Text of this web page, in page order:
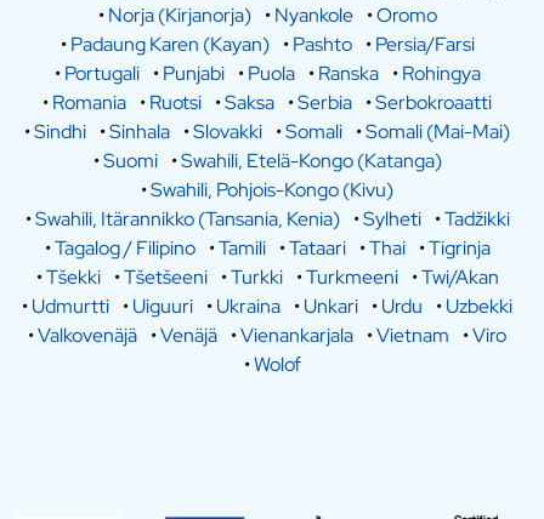
•Norja (Kirjanorja) •Nyankole •Oromo
•Padaung Karen (Kayan) •Pashto •Persia/Farsi
•Portugali •Punjabi •Puola •Ranska •Rohingya
•Romania •Ruotsi •Saksa •Serbia •Serbokroaatti
•Sindhi •Sinhala •Slovakki •Somali •Somali (Mai-Mai)
•Suomi •Swahili, Etelä-Kongo (Katanga)
•Swahili, Pohjois-Kongo (Kivu)
•Swahili, Itärannikko (Tansania, Kenia) •Sylheti •Tadžikki
•Tagalog / Filipino •Tamili •Tataari •Thai •Tigrinja
•Tšekki •Tšetšeeni •Turkki •Turkmeeni •Twi/Akan
•Udmurtti •Uiguuri •Ukraina •Unkari •Urdu •Uzbekki
•Valkovenäjä •Venäjä •Vienankarjala •Vietnam •Viro
•Wolof